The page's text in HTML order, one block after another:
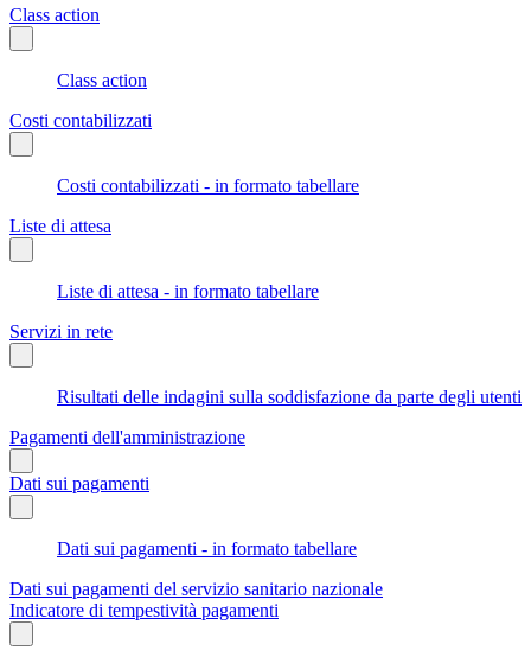
Class action
Class action
Costi contabilizzati
Costi contabilizzati - in formato tabellare
Liste di attesa
Liste di attesa - in formato tabellare
Servizi in rete
Risultati delle indagini sulla soddisfazione da parte degli utenti
Pagamenti dell'amministrazione
Dati sui pagamenti
Dati sui pagamenti - in formato tabellare
Dati sui pagamenti del servizio sanitario nazionale
Indicatore di tempestività pagamenti